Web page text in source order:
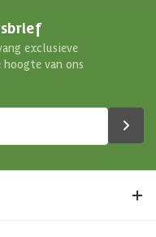
exclusieve
van ons